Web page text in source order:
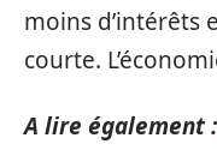
moins d’intérêts
courte.
A lire également :